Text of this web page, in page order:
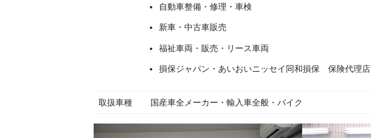
自動車整備・修理・車検
新車・中古車販売
福祉車両・販売・リース車両
損保ジャパン・あいおいニッセイ同和損保 保険代理店
取扱車種 国産車全メーカー・輸入車全般・バイク